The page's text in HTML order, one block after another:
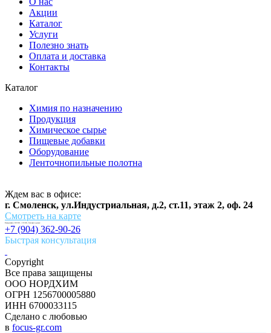
Акции
Каталог
Услуги
Полезно знать
Оплата и доставка
Контакты
Каталог
Химия по назначению
Продукция
Химическое сырье
Пищевые добавки
Оборудование
Ленточнопильные полотна
Ждем вас в офисе:
г. Смоленск, ул.Индустриальная, д.2, ст.11, этаж 2, оф. 24
Смотреть на карте
Ежедневно 09:00 - 19:00, без выходных
+7 (904) 362-90-26
Быстрая консультация
Copyright
Все права защищены
ООО НОРДХИМ
ОГРН 1256700005880
ИНН 6700033115
Сделано с любовью
в focus-gr.com